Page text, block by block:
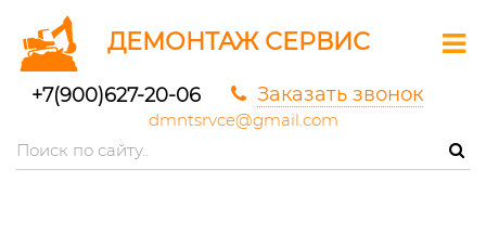
ДЕМОНТАЖ СЕРВИС
+7(900)627-20-06
dmntsrvce@gmail.com
Заказать звонок